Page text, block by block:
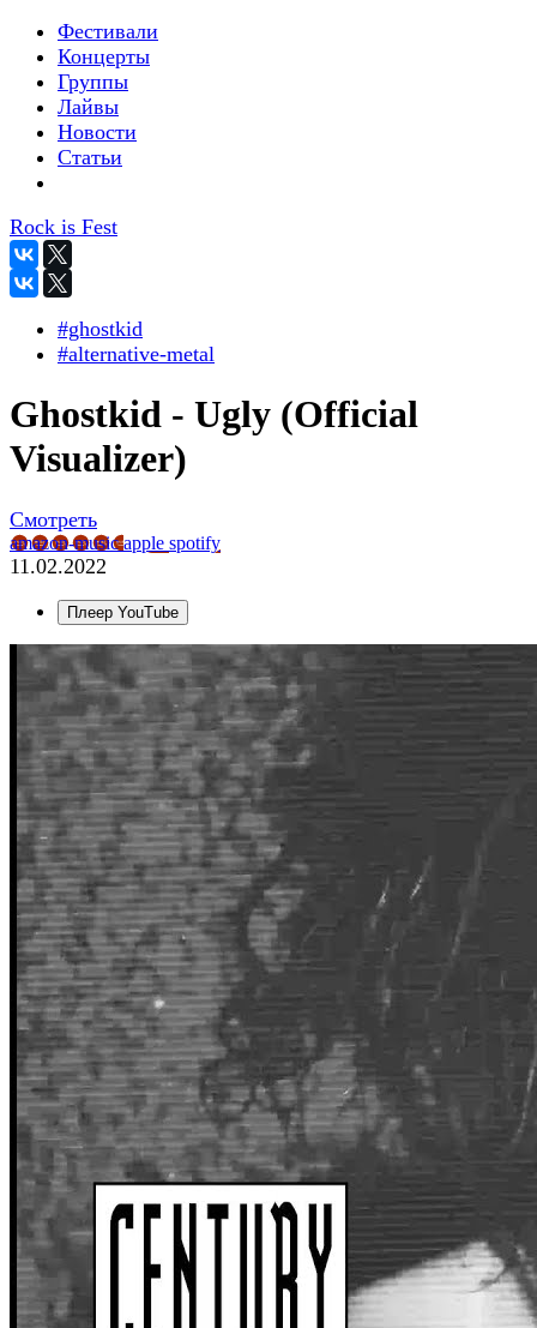
Фестивали
Концерты
Группы
Лайвы
Новости
Статьи
Rock is Fest
#ghostkid
#alternative-metal
Ghostkid - Ugly (Official
Visualizer)
Смотреть
amazon-musicapple spotify
11.02.2022
Плеер YouTube